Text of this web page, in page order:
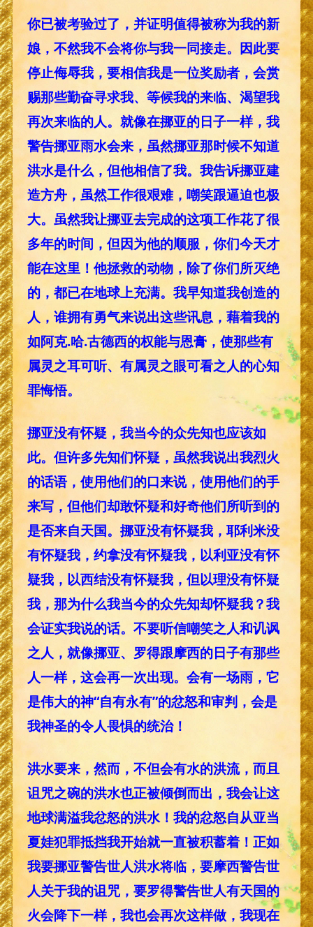
你已被考验过了，并证明值得被称为我的新
娘，不然我不会将你与我一同接走。因此要
停止侮辱我，要相信我是一位奖励者，会赏
赐那些勤奋寻求我、等候我的来临、渴望我
再次来临的人。就像在挪亚的日子一样，我
警告挪亚雨水会来，虽然挪亚那时候不知道
洪水是什么，但他相信了我。我告诉挪亚建
造方舟，虽然工作很艰难，嘲笑跟逼迫也极
大。虽然我让挪亚去完成的这项工作花了很
多年的时间，但因为他的顺服，你们今天才
能在这里！他拯救的动物，除了你们所灭绝
的，都已在地球上充满。我早知道我创造的
人，谁拥有勇气来说出这些讯息，藉着我的
如阿克.哈.古德西的权能与恩膏，使那些有
属灵之耳可听、有属灵之眼可看之人的心知
罪悔悟。
挪亚没有怀疑，我当今的众先知也应该如
此。但许多先知们怀疑，虽然我说出我烈火
的话语，使用他们的口来说，使用他们的手
来写，但他们却敢怀疑和好奇他们所听到的
是否来自天国。挪亚没有怀疑我，耶利米没
有怀疑我，约拿没有怀疑我，以利亚没有怀
疑我，以西结没有怀疑我，但以理没有怀疑
我，那为什么我当今的众先知却怀疑我？我
会证实我说的话。不要听信嘲笑之人和讥讽
之人，就像挪亚、罗得跟摩西的日子有那些
人一样，这会再一次出现。会有一场雨，它
是伟大的神“自有永有”的忿怒和审判，会是
我神圣的令人畏惧的统治！
洪水要来，然而，不但会有水的洪流，而且
诅咒之碗的洪水也正被倾倒而出，我会让这
地球满溢我忿怒的洪水！我的忿怒自从亚当
夏娃犯罪抵挡我开始就一直被积蓄着！正如
我要挪亚警告世人洪水将临，要摩西警告世
人关于我的诅咒，要罗得警告世人有天国的
火会降下一样，我也会再次这样做，我现在